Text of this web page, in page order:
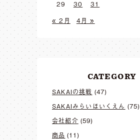
29 30
31
« 2月
4月 »
CATEGORY
SAKAIの挑戦 (47)
SAKAIみらいほいくえん (75)
会社紹介 (59)
商品 (11)